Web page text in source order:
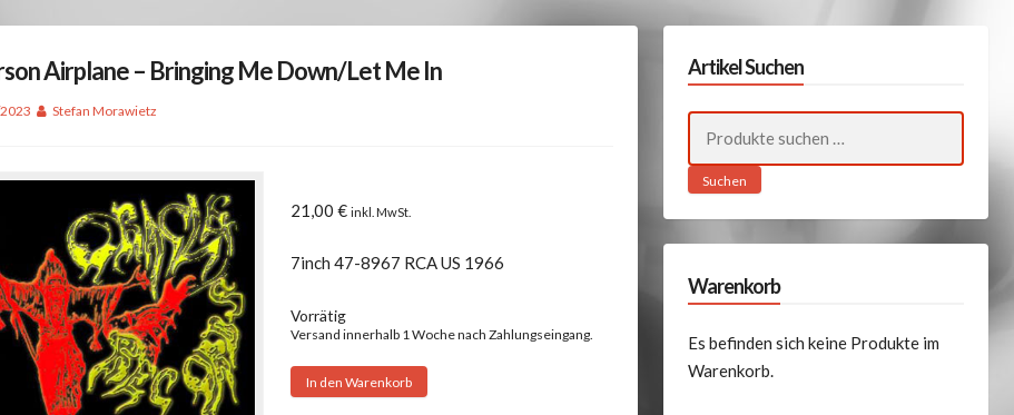
Airplane – Bringing Me Down/Let Me In
Stefan Morawietz
21,00€ inkl. MwSt.
7inch 47-8967 RCA US 1966
Vorrätig
Versand innerhalb 1 Woche nach Zahlungseingang.
Jefferson
In den Warenkorb
Artikel Suchen
nach:
Suchen
Warenkorb
Es befinden sich keine Produkte im
Warenkorb.